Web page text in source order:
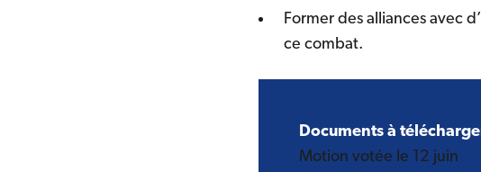
Former des alliances avec
ce combat.
Documents à
Motion votée le 12 juin